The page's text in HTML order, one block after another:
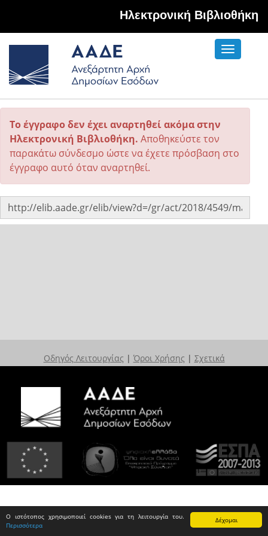
Δέχομαι
Ο ιστότοπος χρησιμοποιεί cookies για τη λειτουργία του.
Περισσότερα
Hλεκτρονική Βιβλιοθήκη
Toggle
Το έγγραφο δεν έχει αναρτηθεί ακόμα στην
Ηλεκτρονική Βιβλιοθήκη. Αποθηκεύστε τον
παρακάτω σύνδεσμο ώστε να έχετε πρόσβαση στο
έγγραφο αυτό όταν αναρτηθεί.
Οδηγός Λειτουργίας | Όροι Χρήσης | Σχετικά